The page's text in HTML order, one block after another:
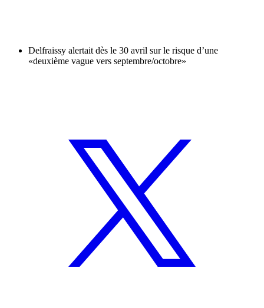
Delfraissy alertait dès le 30 avril sur le risque d’une
«deuxième vague vers septembre/octobre»